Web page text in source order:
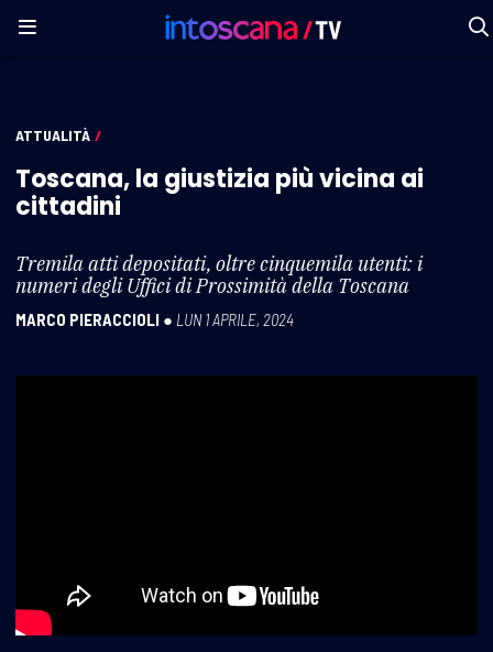
ATTUALITÀ /
Toscana, la giustizia più vicina ai
cittadini
Tremila atti depositati, oltre cinquemila utenti: i
numeri degli Uffici di Prossimità della Toscana
MARCO PIERACCIOLI ● LUN 1 APRILE, 2024